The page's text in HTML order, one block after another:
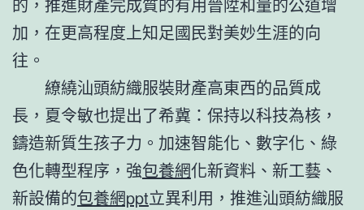
加，在更高程度上知足國民對美妙生涯的向
往。
繚繞汕頭紡織服裝財產高東西的品質成
長，夏令敏也提出了希冀：保持以科技為核，
鑄造新質生孩子力。加速智能化、數字化、綠
色化轉型程序，強包養網化新資料、新工藝、
新設備的包養網ppt立異利用，推進汕頭紡織服